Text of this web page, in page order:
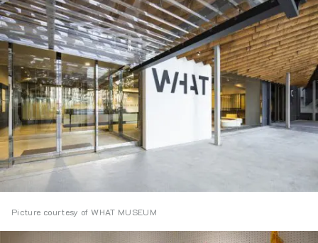
Picture courtesy of WHAT MUSEUM